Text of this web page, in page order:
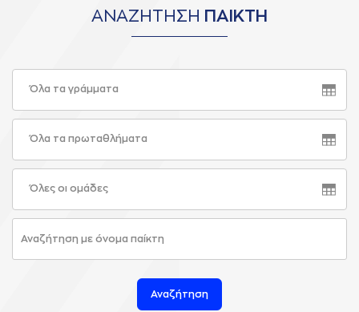
ΑΝΑΖΗΤΗΣΗ ΠΑΙΚΤΗ
Όλα τα γράμματα
Όλα τα πρωταθλήματα
Όλες οι ομάδες
Αναζήτηση